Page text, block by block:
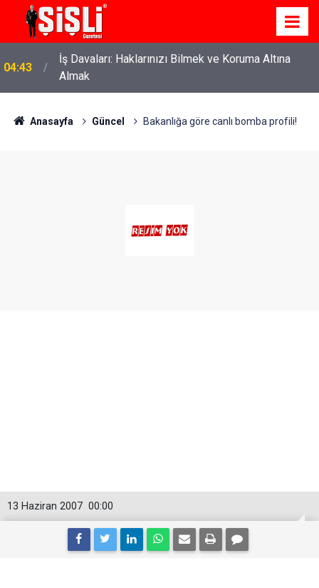
04:43
İş Davaları: Haklarınızı Bilmek ve Koruma Altına
Almak
Anasayfa Güncel Bakanlığa göre canlı bomba profili!
00:00
13 Haziran 2007